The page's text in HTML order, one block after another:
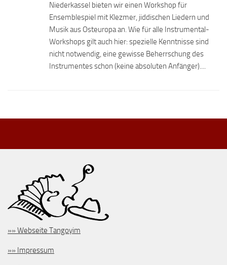
Niederkassel bieten wir einen Workshop für
Ensemblespiel mit Klezmer, jiddischen Liedern und
Musik aus Osteuropa an. Wie für alle Instrumental-
Workshops gilt auch hier: spezielle Kenntnisse sind
nicht notwendig, eine gewisse Beherrschung des
Instrumentes schon (keine absoluten Anfänger)....
»» Webseite Tangoyim
»» Impressum